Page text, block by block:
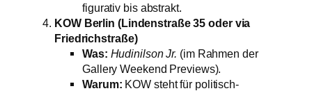
figurativ bis abstrakt.
KOW Berlin (Lindenstraße 35 oder via
Friedrichstraße)
Was: Hudinilson Jr. (im Rahmen der
Gallery Weekend Previews).
Warum: KOW steht für politisch-